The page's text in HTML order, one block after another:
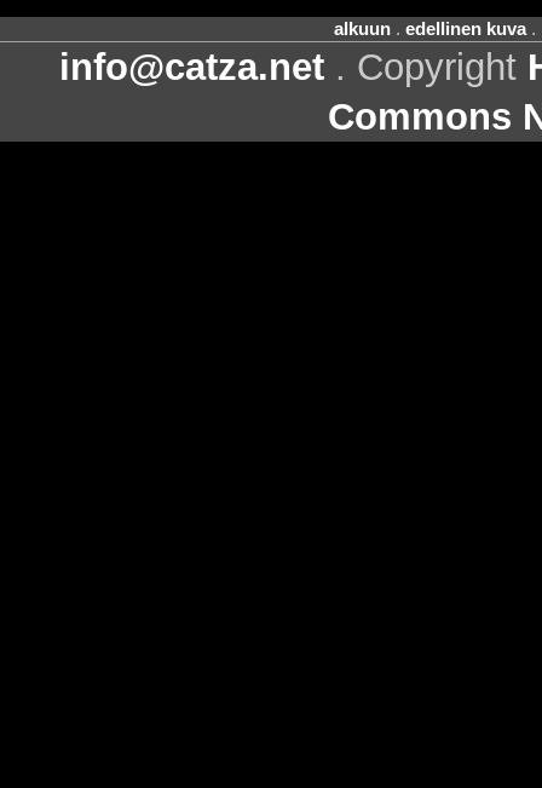
alkuun. edellinen kuva.
info@catza.net . Copyright
Commons